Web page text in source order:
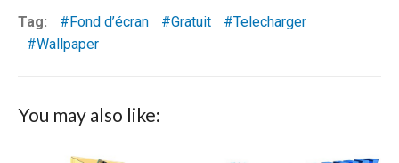
Tag: Fond d’écran Gratuit
Telecharger
Wallpaper
You may also like: